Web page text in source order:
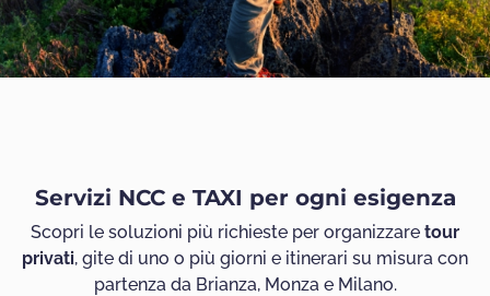
Servizi NCC e TAXI per ogni esigenza
Scopri le soluzioni più richieste per organizzare tour
privati, gite di uno o più giorni e itinerari su misura con
partenza da Brianza, Monza e Milano.